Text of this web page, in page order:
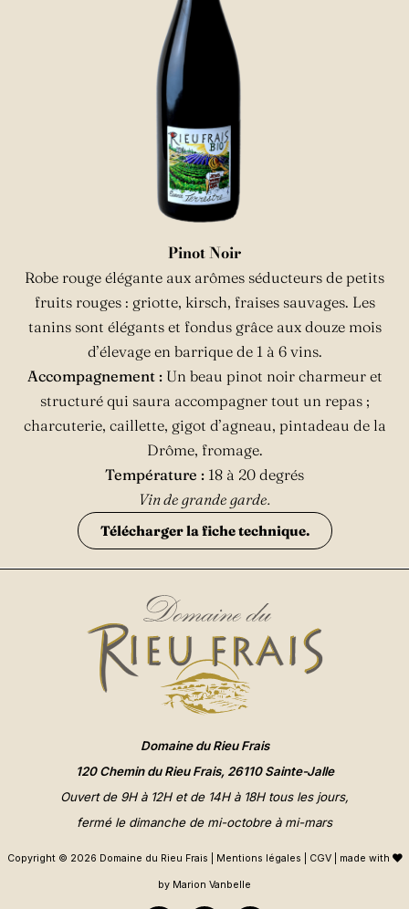
Pinot Noir
Robe rouge élégante aux arômes séducteurs de petits
fruits rouges : griotte, kirsch, fraises sauvages. Les
tanins sont élégants et fondus grâce aux douze mois
d’élevage en barrique de 1 à 6 vins.
Accompagnement : Un beau pinot noir charmeur et
structuré qui saura accompagner tout un repas ;
charcuterie, caillette, gigot d’agneau, pintadeau de la
Drôme, fromage.
Température : 18 à 20 degrés
Vin de grande garde.
Télécharger la fiche technique.
Domaine du Rieu Frais
120 Chemin du Rieu Frais, 26110 Sainte-Jalle
Ouvert de 9H à 12H et de 14H à 18H tous les jours,
fermé le dimanche de mi-octobre à mi-mars
Copyright © 2026 Domaine du Rieu Frais | Mentions légales CGV| made with
by Marion Vanbelle